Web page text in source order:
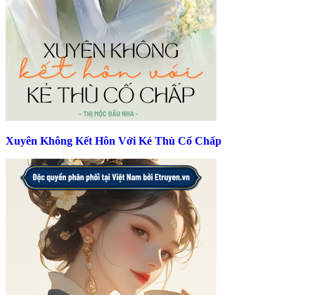
Xuyên Không Kết Hôn Với Kẻ Thù Cố Chấp